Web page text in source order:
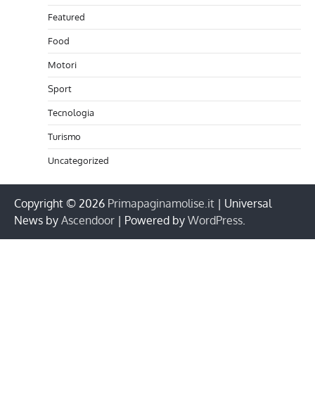
Featured
Food
Motori
Sport
Tecnologia
Turismo
Uncategorized
Copyright © 2026 Primapaginamolise.it | Universal
News by Ascendoor | Powered by WordPress.